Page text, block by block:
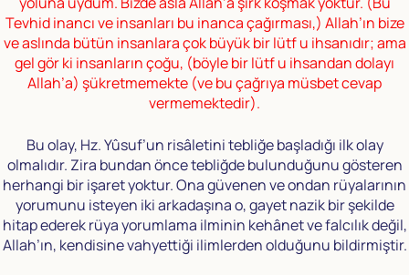
Tevhid inancı ve insanları bu inanca çağırması,) Allah’ın bize
ve aslında bütün insanlara çok büyük bir lütf u ihsanıdır; ama
gel gör ki insanların çoğu, (böyle bir lütf u ihsandan dolayı
Allah’a) şükretmemekte (ve bu çağrıya müsbet cevap
vermemektedir).
Bu olay, Hz. Yûsuf’un risâletini tebliğe başladığı ilk olay
olmalıdır. Zira bundan önce tebliğde bulunduğunu gösteren
herhangi bir işaret yoktur. Ona güvenen ve ondan rüyalarının
yorumunu isteyen iki arkadaşına o, gayet nazik bir şekilde
hitap ederek rüya yorumlama ilminin kehânet ve falcılık değil,
Allah’ın, kendisine vahyettiği ilimlerden olduğunu bildirmiştir.